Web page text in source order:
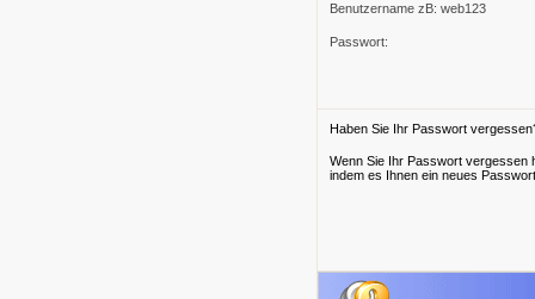
Benutzername zB: web123
Passwort:
Haben Sie Ihr Passwort
Wenn Sie Ihr Passwort vergessen
indem es Ihnen ein neues